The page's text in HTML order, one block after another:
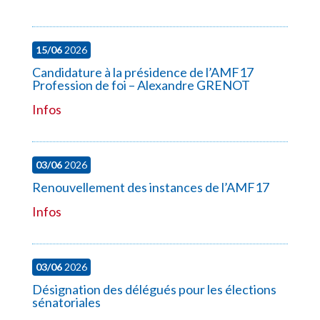
15/062026
Candidature à la présidence de l’AMF17
Profession de foi – Alexandre GRENOT
Infos
03/062026
Renouvellement des instances de l’AMF17
Infos
03/062026
Désignation des délégués pour les élections
sénatoriales